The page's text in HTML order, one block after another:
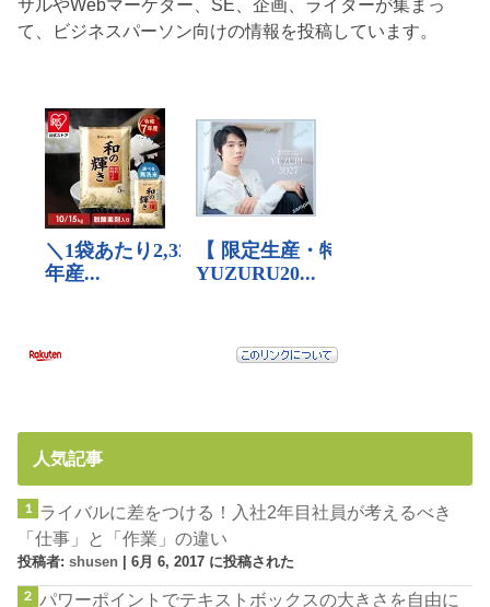
サルやWebマーケター、SE、企画、ライターが集まっ
て、ビジネスパーソン向けの情報を投稿しています。
人気記事
ライバルに差をつける！入社2年目社員が考えるべき
「仕事」と「作業」の違い
投稿者:shusen |6月 6, 2017 に投稿された
パワーポイントでテキストボックスの大きさを自由に